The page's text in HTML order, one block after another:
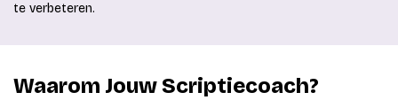
te verbeteren.
Waarom Jouw Scriptiecoach?